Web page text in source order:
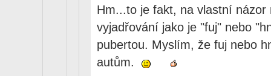
Hm...to je fakt, na vlastní názor
vyjadřování jako je "fuj" nebo
pubertou. Myslím, že fuj nebo
autům.